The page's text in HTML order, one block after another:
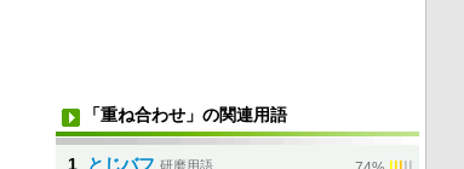
「重ね合わせ」の関連用語
1 とじバフ 研磨用語